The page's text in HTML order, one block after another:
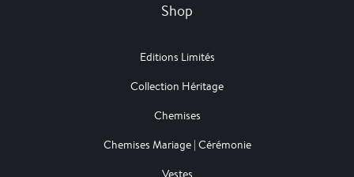
Shop
Editions Limités
Collection Héritage
Chemises
Chemises Mariage | Cérémonie
Vestes